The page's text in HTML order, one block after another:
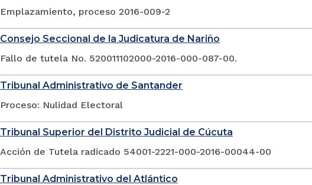
Emplazamiento, proceso 2016-009-2
Consejo Seccional de la Judicatura de Nariño
Fallo de tutela No. 520011102000-2016-000-087-00.
Tribunal Administrativo de Santander
Proceso: Nulidad Electoral
Tribunal Superior del Distrito Judicial de Cúcuta
Acción de Tutela radicado 54001-2221-000-2016-00044-00
Tribunal Administrativo del Atlántico